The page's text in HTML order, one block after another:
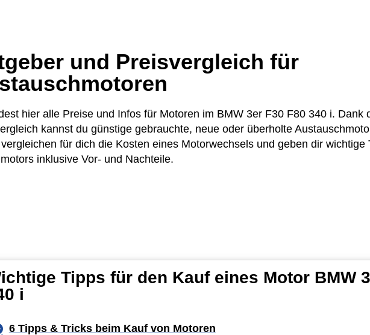
und Preisvergleich für
hier alle Preise und Infos für Motoren im BMW 3er F30 F80 340 i. Dank
kannst du günstige gebrauchte, neue oder überholte
für dich die Kosten eines Motorwechsels und geben dir wichtige
inklusive Vor- und Nachteile.
Tipps für den Kauf eines Motor BMW
i
6 Tipps & Tricks beim Kauf von Motoren